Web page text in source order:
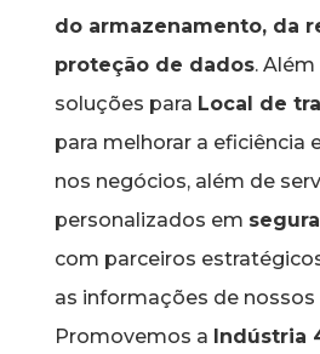
do armazenamento, da
proteção de dados.
soluções para Local de
para melhorar a eficiência
nos negócios, além de
personalizados em
com parceiros
as informações de nossos
Promovemos a Indústria